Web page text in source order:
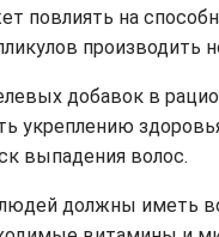
повлиять на
производить
добавок в
укреплению
выпадения волос.
должны иметь